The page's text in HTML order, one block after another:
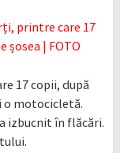
17 copii, după
o motocicletă.
izbucnit în flăcări.